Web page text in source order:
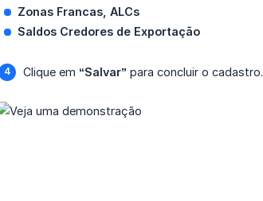
Zonas Francas, ALCs
Saldos Credores de Exportação
Clique em “Salvar” para concluir o cadastro.